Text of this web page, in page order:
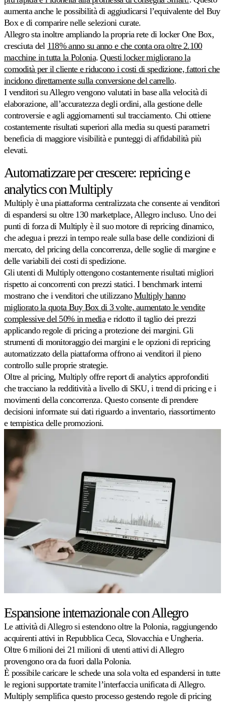
aumenta anche le possibilità di aggiudicarsi l’equivalente del Buy
Box e di comparire nelle selezioni curate.
Allegro sta inoltre ampliando la propria rete di locker One Box,
cresciuta del 118% anno su anno e che conta ora oltre 2.100
macchine in tutta la Polonia.Questi locker migliorano la
comodità per il cliente e riducono i costi di spedizione, fattori che
incidono direttamente sulla conversione del carrello.
I venditori su Allegro vengono valutati in base alla velocità di
elaborazione, all’accuratezza degli ordini, alla gestione delle
controversie e agli aggiornamenti sul tracciamento. Chi ottiene
costantemente risultati superiori alla media su questi parametri
beneficia di maggiore visibilità e punteggi di affidabilità più
elevati.
Automatizzare per crescere: repricing e
analytics con Multiply
Multiply è una piattaforma centralizzata che consente ai venditori
di espandersi su oltre 130 marketplace, Allegro incluso. Uno dei
punti di forza di Multiply è il suo motore di repricing dinamico,
che adegua i prezzi in tempo reale sulla base delle condizioni di
mercato, del pricing della concorrenza, delle soglie di margine e
delle variabili dei costi di spedizione.
Gli utenti di Multiply ottengono costantemente risultati migliori
rispetto ai concorrenti con prezzi statici. I benchmark interni
mostrano che i venditori che utilizzanoMultiply hanno
migliorato la quota Buy Box di 3 volte, aumentato le vendite
complessive del 50% in mediae ridotto il taglio dei prezzi
applicando regole di pricing a protezione dei margini. Gli
strumenti di monitoraggio dei margini e le opzioni di repricing
automatizzato della piattaforma offrono ai venditori il pieno
controllo sulle proprie strategie.
Oltre al pricing, Multiply offre report di analytics approfonditi
che tracciano la redditività a livello di SKU, i trend di pricing e i
movimenti della concorrenza. Questo consente di prendere
decisioni informate sui dati riguardo a inventario, riassortimento
e tempistica delle promozioni.
Espansione internazionale con Allegro
Le attività di Allegro si estendono oltre la Polonia, raggiungendo
acquirenti attivi in Repubblica Ceca, Slovacchia e Ungheria.
Oltre 6 milioni dei 21 milioni di utenti attivi di Allegro
provengono ora da fuori dalla Polonia.
È possibile caricare le schede una sola volta ed espandersi in tutte
le regioni supportate tramite l’interfaccia unificata di Allegro.
Multiply semplifica questo processo gestendo regole di pricing